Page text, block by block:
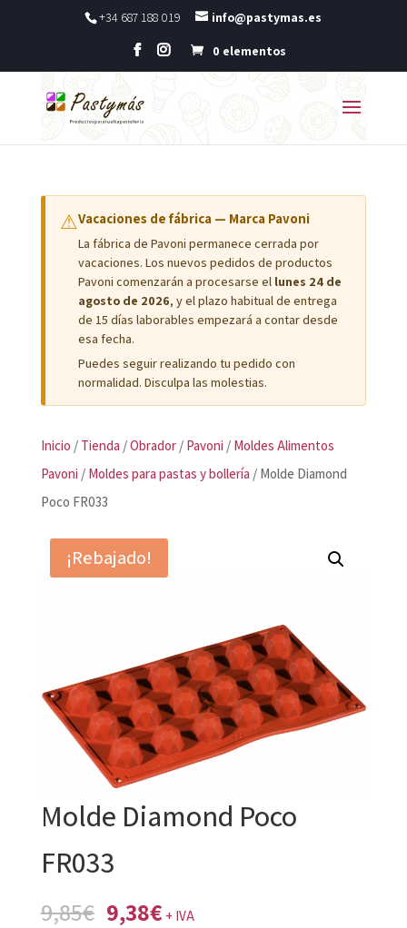
+34 687 188 019 info@pastymas.es
0 elementos
⚠Vacaciones de fábrica — Marca Pavoni
La fábrica de Pavoni permanece cerrada por
vacaciones. Los nuevos pedidos de productos
Pavoni comenzarán a procesarse el lunes 24 de
agosto de 2026, y el plazo habitual de entrega
de 15 días laborables empezará a contar desde
esa fecha.
Puedes seguir realizando tu pedido con
normalidad. Disculpa las molestias.
Inicio / Tienda /Obrador/ Pavoni / Moldes Alimentos
Pavoni / Moldes para pastas y bollería / Molde Diamond
Poco FR033
¡Rebajado!
Molde Diamond Poco
FR033
9,85€ El
9,38€El
+ IVA